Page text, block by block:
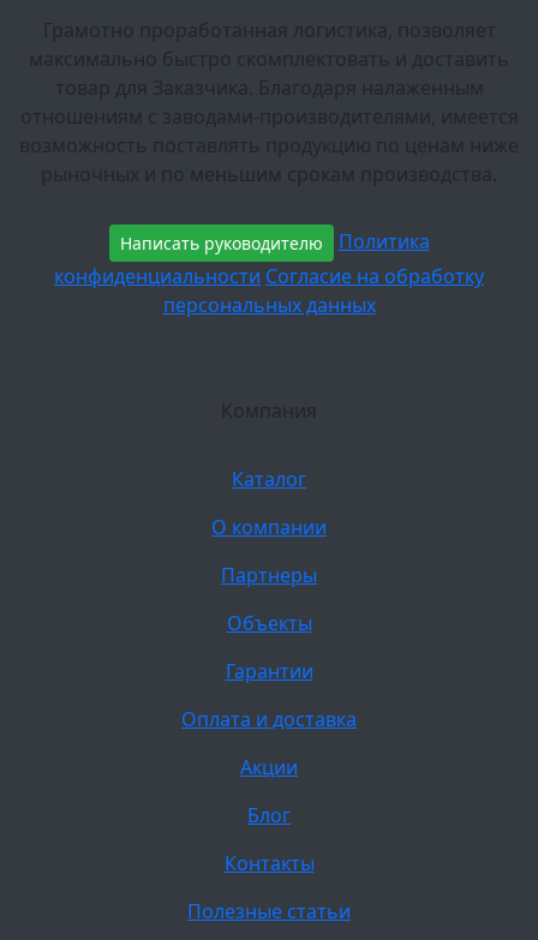
Грамотно проработанная логистика, позволяет
максимально быстро скомплектовать и доставить
товар для Заказчика. Благодаря налаженным
отношениям с заводами-производителями, имеется
возможность поставлять продукцию по ценам ниже
рыночных и по меньшим срокам производства.
Написать руководителю
Политика
конфиденциальности Согласие на обработку
персональных данных
Компания
Каталог
О компании
Партнеры
Объекты
Гарантии
Оплата и доставка
Акции
Блог
Контакты
Полезные статьи